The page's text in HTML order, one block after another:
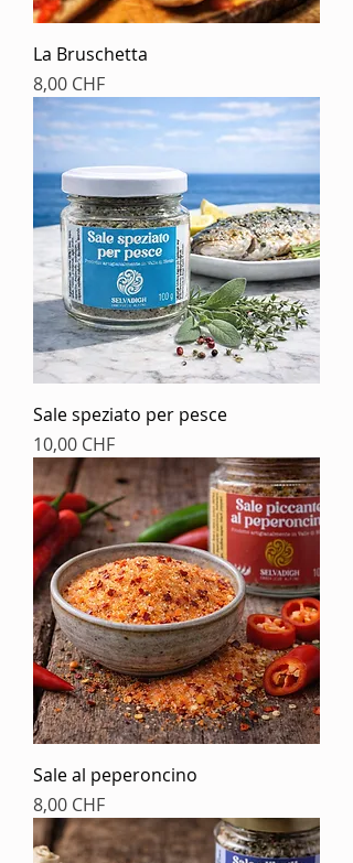
La Bruschetta
Prezzo
8,00 CHF
Sale speziato per pesce
Prezzo
10,00 CHF
Sale al peperoncino
Prezzo
8,00 CHF